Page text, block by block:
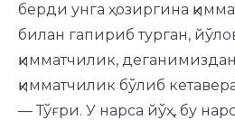
берди унга ҳозиргина
билан гапириб турган,
қимматчилик,
қимматчилик бўлиб
— Тўғри. У нарса йўҳ, бу